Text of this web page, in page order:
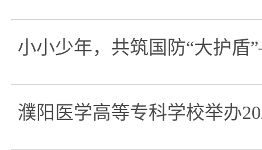
小小少年，共筑国防“大护
濮阳医学高等专科学校举办